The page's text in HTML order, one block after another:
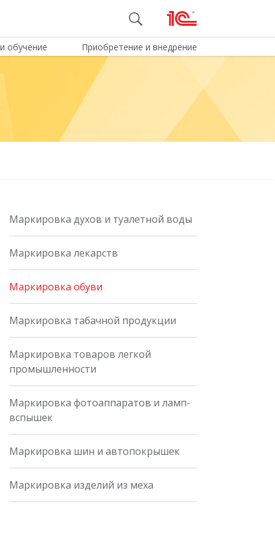
обучение Приобретение и внедрение
Маркировка духов и туалетной воды
Маркировка лекарств
Маркировка обуви
Маркировка табачной продукции
Маркировка товаров легкой
промышленности
Маркировка фотоаппаратов и ламп-
вспышек
Маркировка шин и автопокрышек
Маркировка изделий из меха